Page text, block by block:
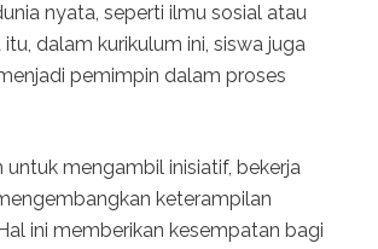
nyata, seperti ilmu sosial atau
dalam kurikulum ini, siswa juga
pemimpin dalam proses
untuk mengambil inisiatif, bekerja
keterampilan
ini memberikan kesempatan bagi